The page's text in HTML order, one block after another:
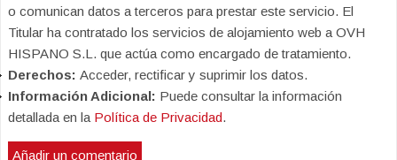
o comunican datos a terceros para prestar este servicio. El
Titular ha contratado los servicios de alojamiento web a OVH
HISPANO S.L. que actúa como encargado de tratamiento.
Derechos: Acceder, rectificar y suprimir los datos.
Información Adicional: Puede consultar la información
detallada en la Política de Privacidad.